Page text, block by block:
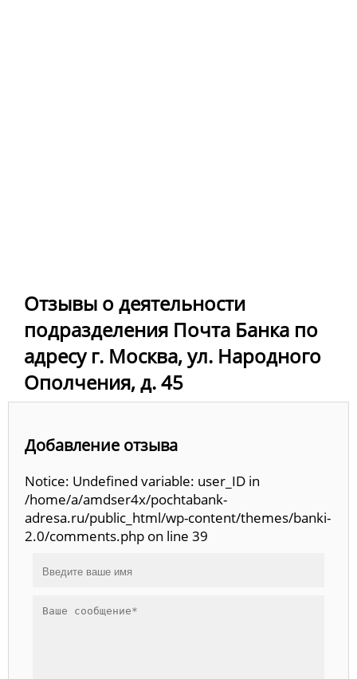
Отзывы о деятельности
подразделения Почта Банка по
адресу г. Москва, ул. Народного
Ополчения, д. 45
Добавление отзыва
Notice: Undefined variable: user_ID in
/home/a/amdser4x/pochtabank-
adresa.ru/public_html/wp-content/themes/banki-
2.0/comments.php on line 39